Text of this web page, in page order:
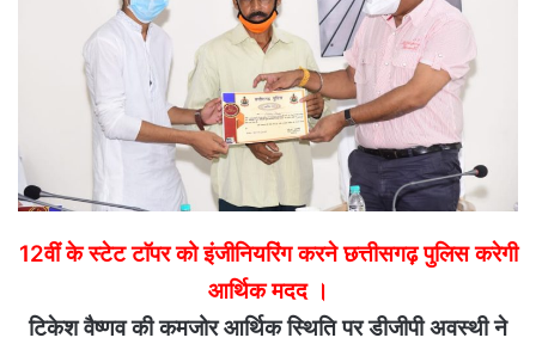
12वीं के स्टेट टाॅपर को इंजीनियरिंग करने छत्तीसगढ़ पुलिस करेगी
आर्थिक मदद ।
टिकेश वैष्णव की कमजोर आर्थिक स्थिति पर डीजीपी अवस्थी ने